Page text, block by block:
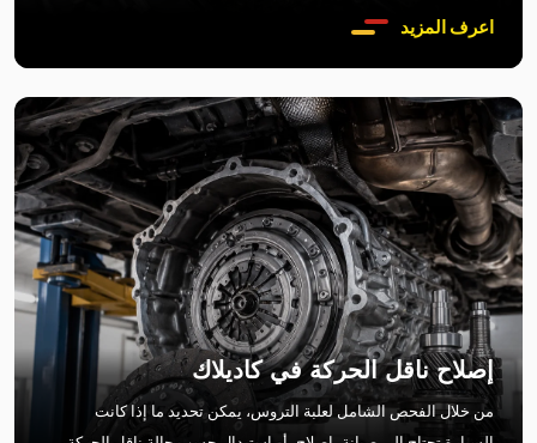
اعرف المزيد
إصلاح ناقل الحركة في كاديلاك
من خلال الفحص الشامل لعلبة التروس، يمكن تحديد ما إذا كانت